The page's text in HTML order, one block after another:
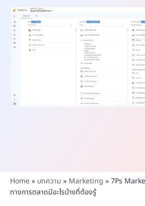
Home» บทความ » Marketing »7Ps
ทางการตลาดมีอะไรบ้างที่ต้องรู้